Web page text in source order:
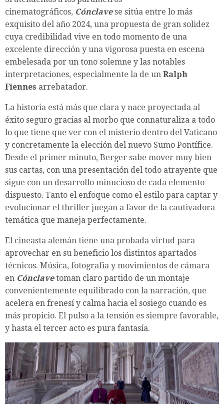
cinematográficos, Cónclave se sitúa entre lo más
exquisito del año 2024, una propuesta de gran solidez
cuya credibilidad vive en todo momento de una
excelente dirección y una vigorosa puesta en escena
embelesada por un tono solemne y las notables
interpretaciones, especialmente la de un Ralph
Fiennes arrebatador.
La historia está más que clara y nace proyectada al
éxito seguro gracias al morbo que connaturaliza a todo
lo que tiene que ver con el misterio dentro del Vaticano
y concretamente la elección del nuevo Sumo Pontífice.
Desde el primer minuto, Berger sabe mover muy bien
sus cartas, con una presentación del todo atrayente que
sigue con un desarrollo minucioso de cada elemento
dispuesto. Tanto el enfoque como el estilo para captar y
evolucionar el thriller juegan a favor de la cautivadora
temática que maneja perfectamente.
El cineasta alemán tiene una probada virtud para
aprovechar en su beneficio los distintos apartados
técnicos. Música, fotografía y movimientos de cámara
en Cónclavetoman claro partido de un montaje
convenientemente equilibrado con la narración, que
acelera en frenesí y calma hacia el sosiego cuando es
más propicio. El pulso a la tensión es siempre favorable,
y hasta el tercer acto es pura fantasía.